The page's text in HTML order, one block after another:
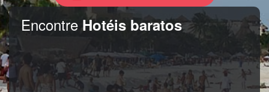
Encontre Hotéis baratos